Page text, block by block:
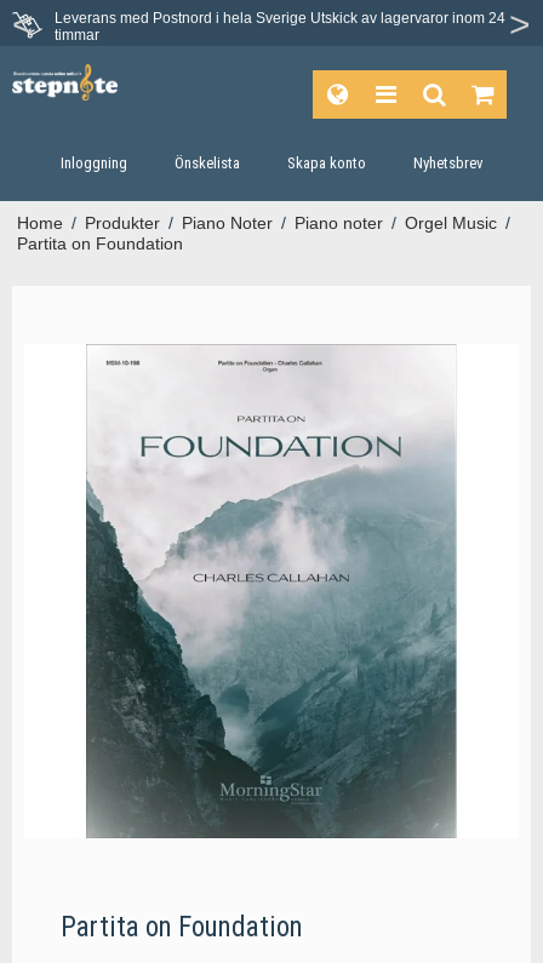
Leverans med Postnord i hela Sverige Utskick av lagervaror inom 24
timmar
Inloggning Önskelista Skapa konto Nyhetsbrev
Home / Produkter / Piano Noter / Piano noter / Orgel Music /
Partita on Foundation
Partita on Foundation